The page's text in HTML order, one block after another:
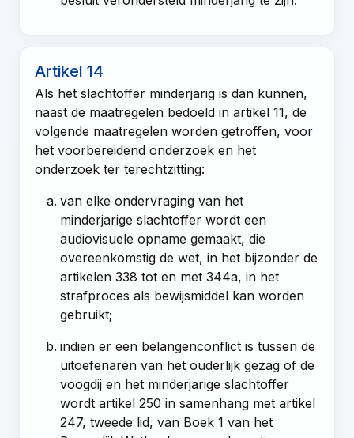
Artikel 14
Als het slachtoffer minderjarig is dan kunnen,
naast de maatregelen bedoeld inartikel 11, de
volgende maatregelen worden getroffen, voor
het voorbereidend onderzoek en het
onderzoek ter terechtzitting:
van elke ondervraging van het
minderjarige slachtoffer wordt een
audiovisuele opname gemaakt, die
overeenkomstig dewet, in het bijzonder de
artikelen 338 tot en met 344a, in het
strafproces als bewijsmiddel kan worden
gebruikt;
indien er een belangenconflict is tussen de
uitoefenaren van het ouderlijk gezag of de
voogdij en het minderjarige slachtoffer
wordtartikel 250 in samenhang metartikel
247, tweede lid, van Boek 1 van het